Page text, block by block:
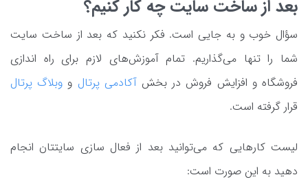
بعد از ساخت سایت چه کار کنیم؟
سؤال خوب و به جایی است. فکر نکنید که بعد از ساخت سایت
شما را تنها می‌گذاریم. تمام آموزش‌های لازم برای راه اندازی
فروشگاه و افزایش فروش در بخشآکادمی پرتال و وبلاگ پرتال
قرار گرفته است.
لیست کارهایی که می‌توانید بعد از فعال سازی سایتتان انجام
دهید به این صورت است: